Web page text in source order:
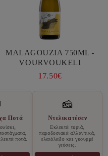
MALAGOUZIA 750ML -
VOURVOUKELI
17.50€
Ποτά
ποτά.
🧀
Ντελικατέσεν
Εκλεκτά τυριά,
παραδοσιακά αλλαντικά,
ελαιόλαδο και γκουρμέ
γεύσεις.